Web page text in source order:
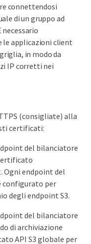
connettendosi
di un gruppo ad
le applicazioni client
in modo da
IP corretti nei
(consigliate) alla
certificati:
del bilanciatore
Ogni endpoint del
configurato per
degli endpoint S3.
del bilanciatore
di archiviazione
API S3 globale per